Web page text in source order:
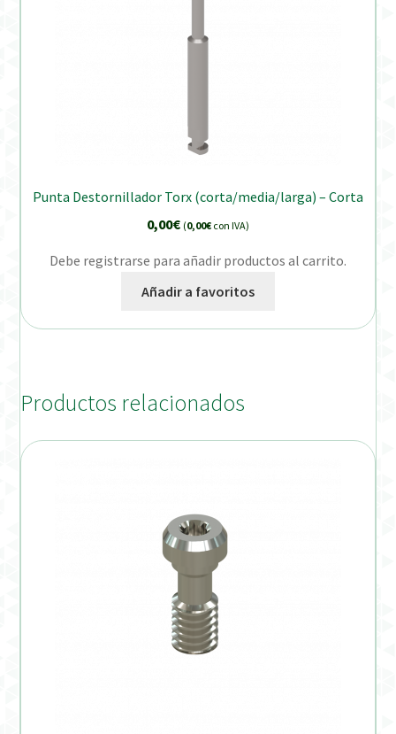
Punta Destornillador Torx (corta/media/larga) – Corta
0,00€ (0,00€ con IVA)
Debe registrarse para añadir productos al carrito.
Añadir a favoritos
Productos relacionados